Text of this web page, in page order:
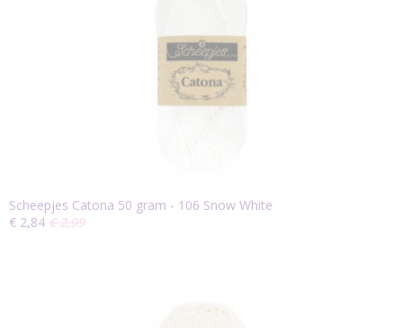
Scheepjes Catona 50 gram - 106 Snow White
€ 2,84 € 2,99